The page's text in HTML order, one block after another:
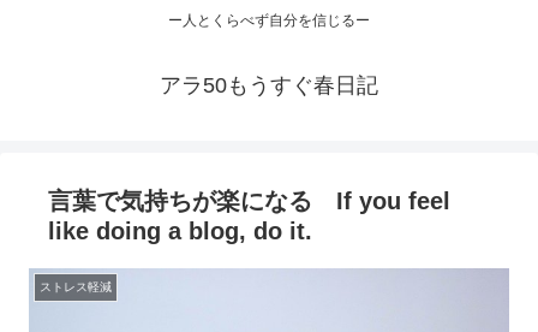
ー人とくらべず自分を信じるー
アラ50もうすぐ春日記
言葉で気持ちが楽になる If you feel
like doing a blog, do it.
ストレス軽減